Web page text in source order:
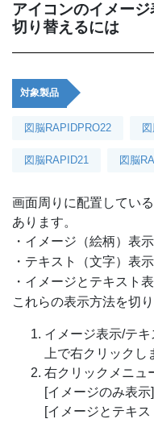
アイコンのイメー
切り替えるには
対象製品
図脳RAPIDPRO22
図脳RAPID21 図脳
画面周りに配置してい
あります。
・イメージ（絵柄）表
・テキスト（文字）表
・イメージとテキスト
これらの表示方法を切
イメージ表示/テ
上で右クリックし
右クリックメニュ
[イメージのみ表示
[イメージとテキ